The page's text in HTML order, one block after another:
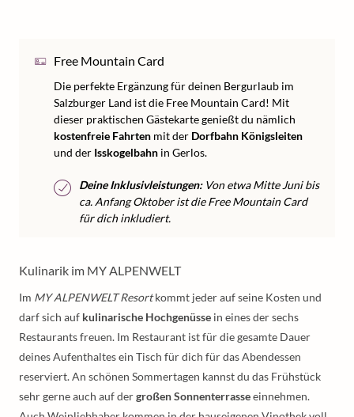
Free Mountain Card
Die perfekte Ergänzung für deinen Bergurlaub im
Salzburger Land ist die Free Mountain Card! Mit
dieser praktischen Gästekarte genießt du nämlich
kostenfreie Fahrten mit der Dorfbahn Königsleiten
und der Isskogelbahn in Gerlos.
Deine Inklusivleistungen:Von etwa Mitte Juni bis
ca. Anfang Oktober ist die Free Mountain Card
für dich inkludiert.
Kulinarik im MY ALPENWELT
Im MY ALPENWELT Resortkommt jeder auf seine Kosten und
darf sich auf kulinarische Hochgenüsse in eines der sechs
Restaurants freuen. Im Restaurant ist für die gesamte Dauer
deines Aufenthaltes ein Tisch für dich für das Abendessen
reserviert. An schönen Sommertagen kannst du das Frühstück
sehr gerne auch auf dergroßen Sonnenterrasseeinnehmen.